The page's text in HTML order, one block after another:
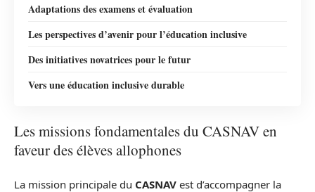
Adaptations des examens et évaluation
Les perspectives d’avenir pour l’éducation inclusive
Des initiatives novatrices pour le futur
Vers une éducation inclusive durable
Les missions fondamentales du CASNAV en
faveur des élèves allophones
La mission principale du CASNAV est d’accompagner la